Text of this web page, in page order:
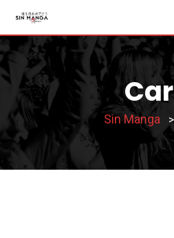
content
Sin Manga >